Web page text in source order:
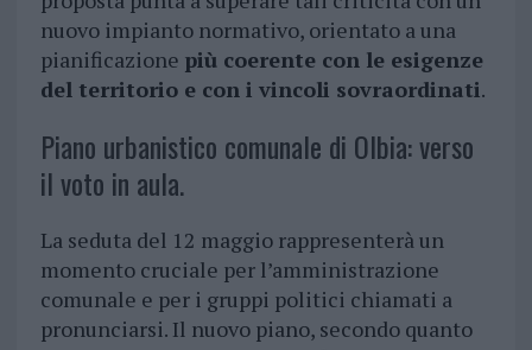
nuovo impianto normativo, orientato a una
pianificazione più coerente con le esigenze
del territorio e con i vincoli sovraordinati.
Piano urbanistico comunale di Olbia: verso
il voto in aula.
La seduta del 12 maggio rappresenterà un
momento cruciale per l’amministrazione
comunale e per i gruppi politici chiamati a
pronunciarsi. Il nuovo piano, secondo quanto